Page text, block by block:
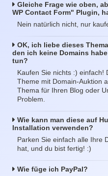
Gleiche Frage wie oben,
WP Contact Form" Plugin,
Nein natürlich nicht, nur
OK, ich liebe dieses
den ich keine Domains
tun?
Kaufen Sie nichts :) einfach!
Theme mit Domain-Auktion
Thema für Ihren Blog oder
Problem.
Wie kann man diese auf
Installation verwenden?
Parken Sie einfach alle Ihre
hat, und du bist fertig! :)
Wie füge ich PayPal?